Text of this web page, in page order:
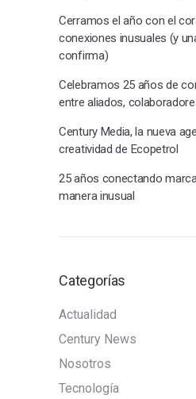
Cerramos el año con el
conexiones inusuales (y
confirma)
Celebramos 25 años de
entre aliados,
Century Media, la nueva
creatividad de Ecopetrol
25 años conectando
manera inusual
Categorías
Actualidad
Century News
Nosotros
Tecnología